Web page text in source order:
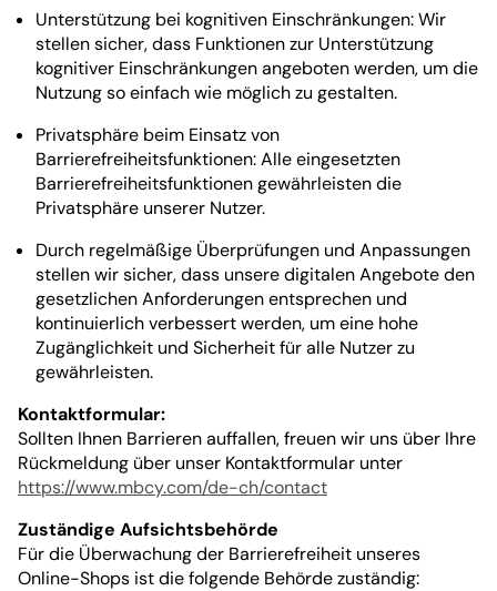
Unterstützung bei kognitiven Einschränkungen: Wir
stellen sicher, dass Funktionen zur Unterstützung
kognitiver Einschränkungen angeboten werden, um die
Nutzung so einfach wie möglich zu gestalten.
Privatsphäre beim Einsatz von
Barrierefreiheitsfunktionen: Alle eingesetzten
Barrierefreiheitsfunktionen gewährleisten die
Privatsphäre unserer Nutzer.
Durch regelmäßige Überprüfungen und Anpassungen
stellen wir sicher, dass unsere digitalen Angebote den
gesetzlichen Anforderungen entsprechen und
kontinuierlich verbessert werden, um eine hohe
Zugänglichkeit und Sicherheit für alle Nutzer zu
gewährleisten.
Kontaktformular:
Sollten Ihnen Barrieren auffallen, freuen wir uns über Ihre
Rückmeldung über unser Kontaktformular unter
https://www.mbcy.com/de-ch/contact
Zuständige Aufsichtsbehörde
Für die Überwachung der Barrierefreiheit unseres
Online-Shops ist die folgende Behörde zuständig: